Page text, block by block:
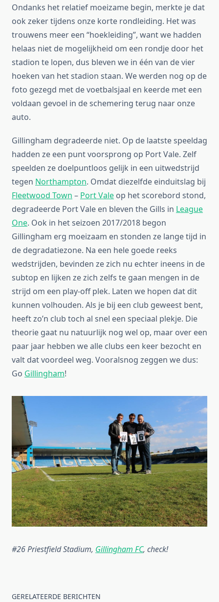
Ondanks het relatief moeizame begin, merkte je dat
ook zeker tijdens onze korte rondleiding. Het was
trouwens meer een “hoekleiding”, want we hadden
helaas niet de mogelijkheid om een rondje door het
stadion te lopen, dus bleven we in één van de vier
hoeken van het stadion staan. We werden nog op de
foto gezegd met de voetbalsjaal en keerde met een
voldaan gevoel in de schemering terug naar onze
auto.
Gillingham degradeerde niet. Op de laatste speeldag
hadden ze een punt voorsprong op Port Vale. Zelf
speelden ze doelpuntloos gelijk in een uitwedstrijd
tegen Northampton. Omdat diezelfde einduitslag bij
Fleetwood Town – Port Vale op het scorebord stond,
degradeerde Port Vale en bleven the Gills in League
One. Ook in het seizoen 2017/2018 begon
Gillingham erg moeizaam en stonden ze lange tijd in
de degradatiezone. Na een hele goede reeks
wedstrijden, bevinden ze zich nu echter ineens in de
subtop en lijken ze zich zelfs te gaan mengen in de
strijd om een play-off plek. Laten we hopen dat dit
kunnen volhouden. Als je bij een club geweest bent,
heeft zo’n club toch al snel een speciaal plekje. Die
theorie gaat nu natuurlijk nog wel op, maar over een
paar jaar hebben we alle clubs een keer bezocht en
valt dat voordeel weg. Vooralsnog zeggen we dus:
Go Gillingham!
#26 Priestfield Stadium, Gillingham FC, check!
GERELATEERDE BERICHTEN